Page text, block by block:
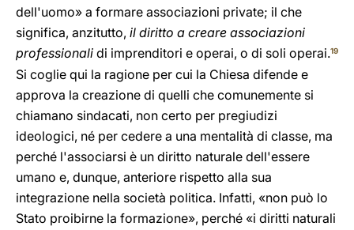
dell'uomo» a formare associazioni private; il che
significa, anzitutto, il diritto a creare associazioni
professionali di imprenditori e operai, o di soli operai.19
Si coglie qui la ragione per cui la Chiesa difende e
approva la creazione di quelli che comunemente si
chiamano sindacati, non certo per pregiudizi
ideologici, né per cedere a una mentalità di classe, ma
perché l'associarsi è un diritto naturale dell'essere
umano e, dunque, anteriore rispetto alla sua
integrazione nella società politica. Infatti, «non può lo
Stato proibirne la formazione», perché «i diritti naturali